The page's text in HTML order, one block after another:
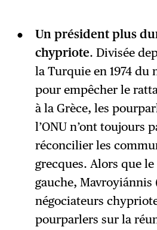
Un président plus
chypriote. Divisée
la Turquie en 1974 du
pour empêcher le
à la Grèce, les
l’ONU n’ont toujours
réconcilier les
grecques. Alors que
gauche, Mavroyiánnis
négociateurs
pourparlers sur la